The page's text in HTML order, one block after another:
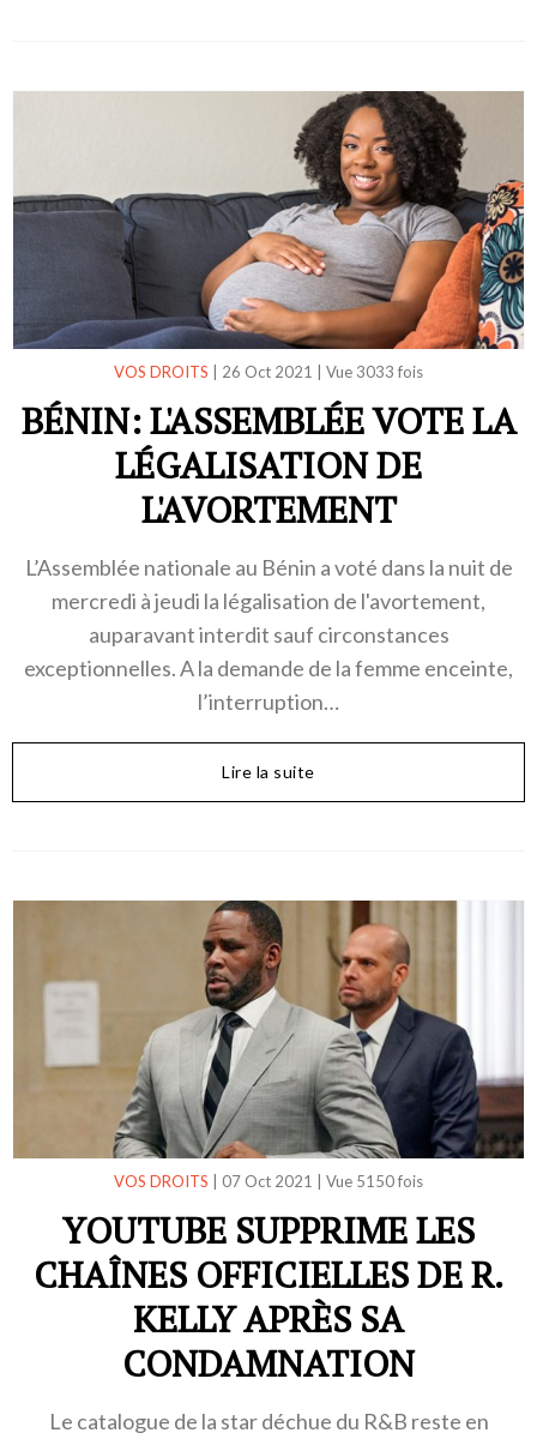
VOS DROITS 26 Oct 2021 Vue 3033 fois
BÉNIN: L'ASSEMBLÉE VOTE LA
LÉGALISATION DE
L'AVORTEMENT
L’Assemblée nationale au Bénin a voté dans la nuit de
mercredi à jeudi la légalisation de l'avortement,
auparavant interdit sauf circonstances
exceptionnelles. A la demande de la femme enceinte,
l’interruption…
Lire la suite
VOS DROITS 07 Oct 2021 Vue 5150 fois
YOUTUBE SUPPRIME LES
CHAÎNES OFFICIELLES DE R.
KELLY APRÈS SA
CONDAMNATION
Le catalogue de la star déchue du R&B reste en